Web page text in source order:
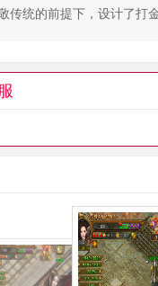
传统的前提下，设计了打